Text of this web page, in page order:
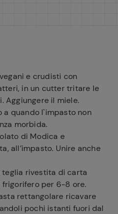
e crudisti con
in un cutter tritare le
Aggiungere il miele.
a quando l'impasto non
morbida.
di Modica e
all’impasto. Unire anche
teglia rivestita di carta
per 6-8 ore.
rettangolare ricavare
pochi istanti fuori dal